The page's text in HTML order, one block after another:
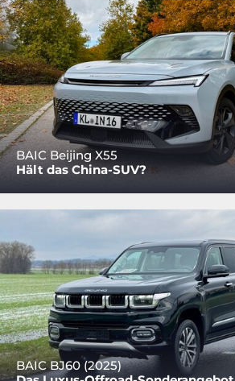
BAIC Beijing X55
Hält das China-SUV?
BAIC BJ60 (2025)